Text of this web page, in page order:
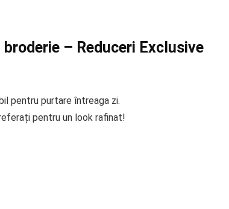
– Reduceri Exclusive
pentru purtare întreaga zi.
pentru un look rafinat!